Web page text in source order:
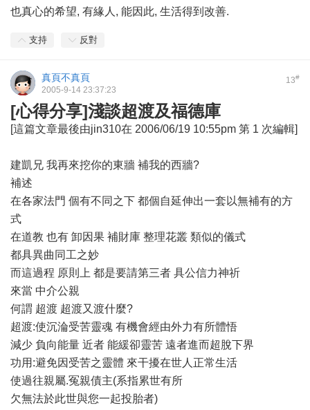
也真心的希望, 有緣人, 能因此, 生活得到改善.
支持 反對
13#
真頁不真頁
2005-9-14 23:37:23
[心得分享]淺談超渡及福德庫
[這篇文章最後由jin310在 2006/06/19 10:55pm 第 1 次編輯]
建凱兄 我再來挖你的東牆 補我的西牆?
補述
在各家法門 個有不同之下 都個自延伸出一套以無補有的方
式
在道教 也有 卸因果 補財庫 整理花叢 類似的儀式
都具異曲同工之妙
而這過程 原則上 都是要請第三者 具公信力神祈
來當 中介公親
何謂 超渡 超渡又渡什麼?
超渡:使沉淪受苦靈魂 有機會經由外力有所體悟
減少 負向能量 近者 能緩卻靈苦 遠者進而超脫下界
功用:避免因受苦之靈體 來干擾在世人正常生活
使過往親屬.冤親債主(系指累世有所
欠無法於此世與您一起投胎者)